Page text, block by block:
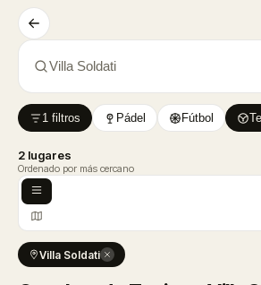
Villa Soldati
1 filtros Pádel Fútbol
2 lugares
Ordenado por más cercano
Villa Soldati